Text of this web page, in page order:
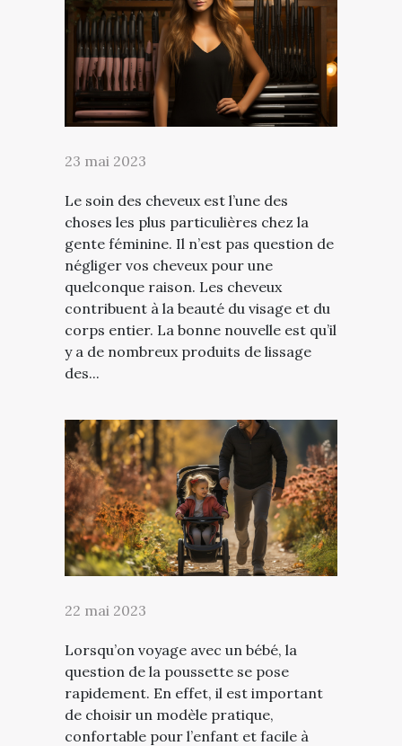
23 mai 2023
Le soin des cheveux est l’une des
choses les plus particulières chez la
gente féminine. Il n’est pas question de
négliger vos cheveux pour une
quelconque raison. Les cheveux
contribuent à la beauté du visage et du
corps entier. La bonne nouvelle est qu’il
y a de nombreux produits de lissage
des...
22 mai 2023
Lorsqu’on voyage avec un bébé, la
question de la poussette se pose
rapidement. En effet, il est important
de choisir un modèle pratique,
confortable pour l’enfant et facile à